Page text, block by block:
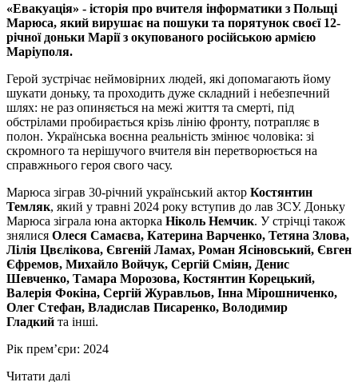
«Евакуація» - історія про вчителя інформатики з Польщі
Марюса, який вирушає на пошуки та порятунок своєї 12-
річної доньки Марії з окупованого російською армією
Маріуполя.
Герой зустрічає неймовірних людей, які допомагають йому
шукати доньку, та проходить дуже складний і небезпечний
шлях: не раз опиняється на межі життя та смерті, під
обстрілами пробирається крізь лінію фронту, потрапляє в
полон. Українська воєнна реальність змінює чоловіка: зі
скромного та нерішучого вчителя він перетворюється на
справжнього героя свого часу.
Марюса зіграв 30-річний український актор Костянтин
Темляк, який у травні 2024 року вступив до лав ЗСУ. Доньку
Марюса зіграла юна акторка Ніколь Немчик. У стрічці також
знялися Олеся Самаєва, Катерина Варченко, Тетяна Злова,
Лілія Цвєлікова, Євгеній Ламах, Роман Ясіновський, Євген
Єфремов, Михайло Войчук, Сергій Сміян, Денис
Шевченко, Тамара Морозова, Костянтин Корецький,
Валерія Фокіна, Сергій Журавльов, Інна Мірошниченко,
Олег Стефан, Владислав Писаренко, Володимир
Гладкий та інші.
Рік прем’єри: 2024
Читати далі